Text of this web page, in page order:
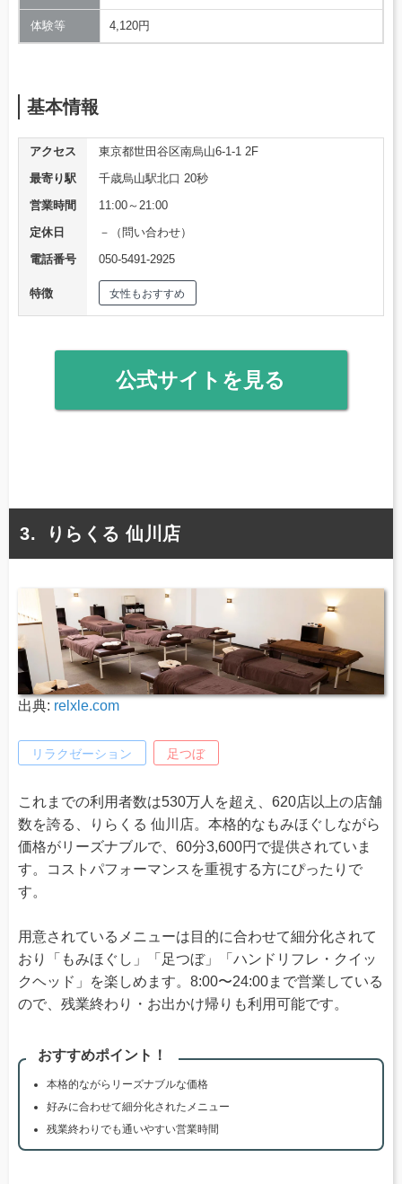
体験等 4,120円
基本情報
アクセス
東京都世田谷区南烏山6-1-1 2F
最寄り駅
千歳烏山駅北口 20秒
営業時間
11:00～21:00
定休日
－（問い合わせ）
電話番号
050-5491-2925
特徴 女性もおすすめ
公式サイトを見る
りらくる 仙川店
出典: relxle.com
リラクゼーション 足つぼ
これまでの利用者数は530万人を超え、620店以上の店舗
数を誇る、りらくる 仙川店。本格的なもみほぐしながら
価格がリーズナブルで、60分3,600円で提供されていま
す。コストパフォーマンスを重視する方にぴったりで
す。
用意されているメニューは目的に合わせて細分化されて
おり「もみほぐし」「足つぼ」「ハンドリフレ・クイッ
クヘッド」を楽しめます。8:00〜24:00まで営業している
ので、残業終わり・お出かけ帰りも利用可能です。
おすすめポイント！
本格的ながらリーズナブルな価格
好みに合わせて細分化されたメニュー
残業終わりでも通いやすい営業時間